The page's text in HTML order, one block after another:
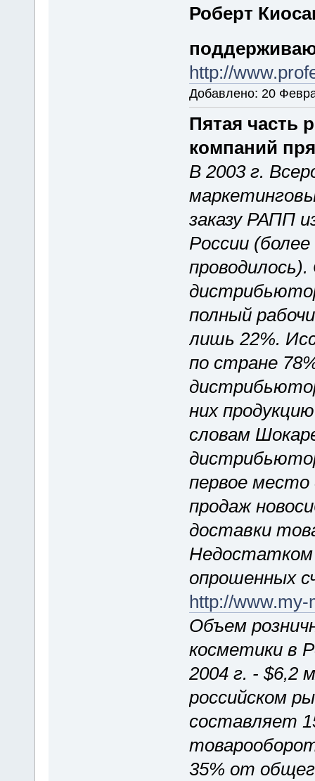
Роберт
http://
Добавлено: 20
Пятая часть
компаний
В 2003 г.
заказу РАПП
России (более
полный
лишь 22%.
по стране
них
словам
первое
продаж
доставки
Недостатком
опрошенных
http://
Объем
косметики в
2004 г. - $6,2
российском
составляет
35% от